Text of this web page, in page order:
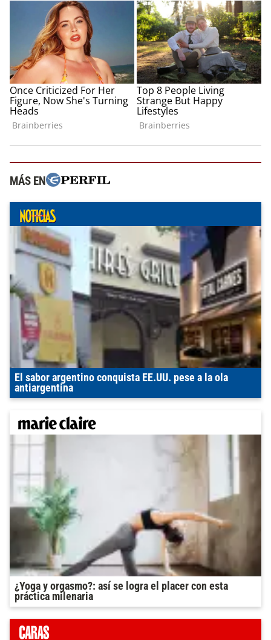
MÁS EN
El sabor argentino conquista EE.UU. pese a la ola
antiargentina
¿Yoga y orgasmo?: así se logra el placer con esta
práctica milenaria